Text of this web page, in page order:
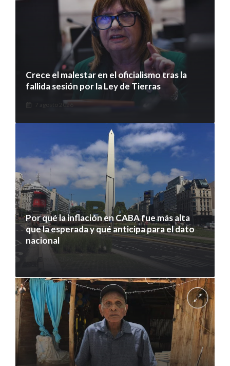
Crece el malestar en el oficialismo tras la
fallida sesión por la Ley de Tierras
7 agosto 2026
Por qué la inflación en CABA fue más alta
que la esperada y qué anticipa para el dato
nacional